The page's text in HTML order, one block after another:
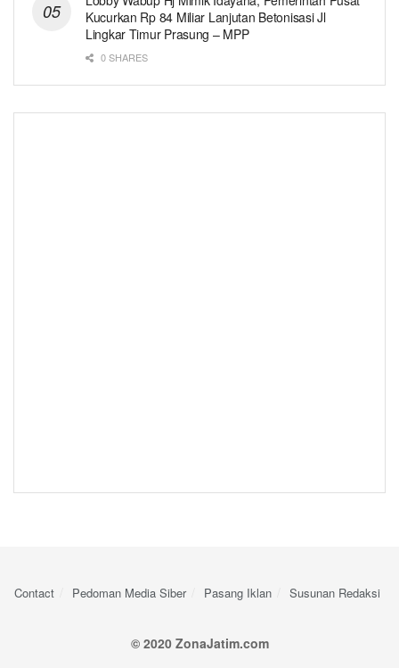
Kucurkan Rp 84 Miliar Lanjutan Betonisasi Jl
Lingkar Timur Prasung – MPP
0 SHARES
Contact Pedoman Media Siber Pasang Iklan Susunan Redaksi
© 2020 ZonaJatim.com